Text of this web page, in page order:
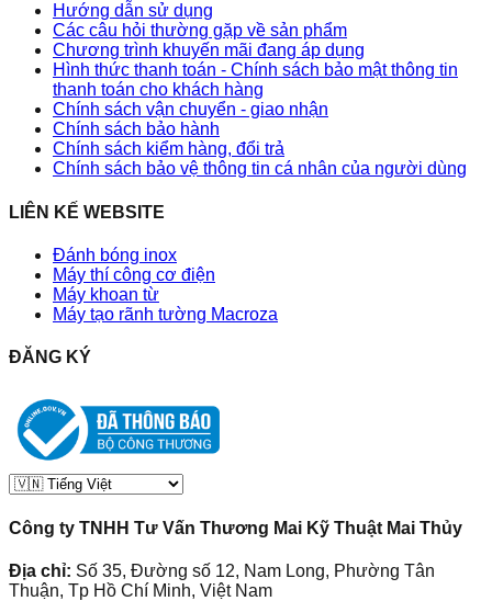
Hướng dẫn sử dụng
Các câu hỏi thường gặp về sản phẩm
Chương trình khuyến mãi đang áp dụng
Hình thức thanh toán - Chính sách bảo mật thông tin
thanh toán cho khách hàng
Chính sách vận chuyển - giao nhận
Chính sách bảo hành
Chính sách kiểm hàng, đổi trả
Chính sách bảo vệ thông tin cá nhân của người dùng
LIÊN KẾ WEBSITE
Đánh bóng inox
Máy thí công cơ điện
Máy khoan từ
Máy tạo rãnh tường Macroza
ĐĂNG KÝ
Công ty TNHH Tư Vấn Thương Mai Kỹ Thuật Mai Thủy
Địa chỉ: Số 35, Đường số 12, Nam Long, Phường Tân
Thuận, Tp Hồ Chí Minh, Việt Nam